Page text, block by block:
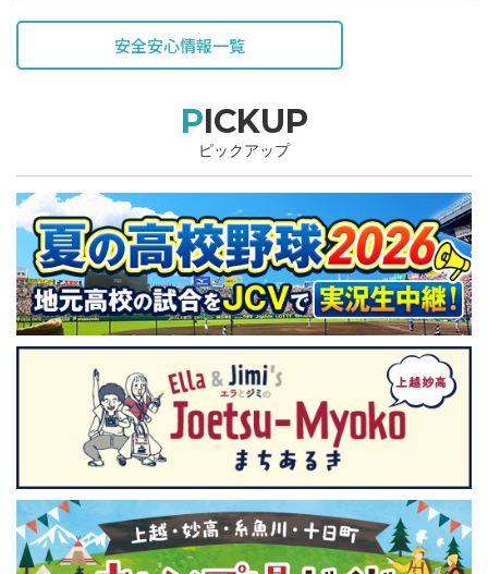
安全安心情報一覧
PICKUP
ピックアップ